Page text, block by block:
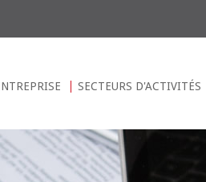
SECTEURS D'ACTIVITÉS